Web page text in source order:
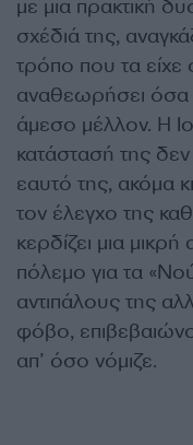
με μια πρακτική
σχέδιά της,
τρόπο που τα είχε
αναθεωρήσει
άμεσο μέλλον. Η
κατάστασή της δεν
εαυτό της, ακόμα
τον έλεγχο της
κερδίζει μια
πόλεμο για τα
αντιπάλους της
φόβο,
απ’ όσο νόμιζε.